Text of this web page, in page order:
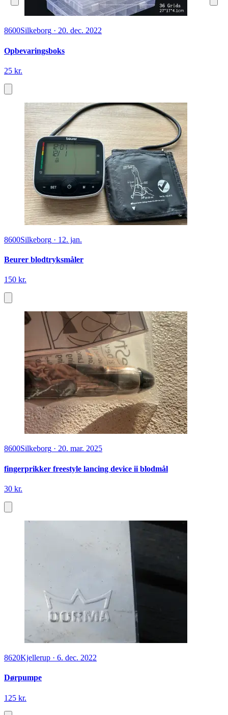
8600Silkeborg · 20. dec. 2022
Opbevaringsboks
25 kr.
8600Silkeborg · 12. jan.
Beurer blodtryksmåler
150 kr.
8600Silkeborg · 20. mar. 2025
fingerprikker freestyle lancing device ii blodmål
30 kr.
8620Kjellerup · 6. dec. 2022
Dørpumpe
125 kr.